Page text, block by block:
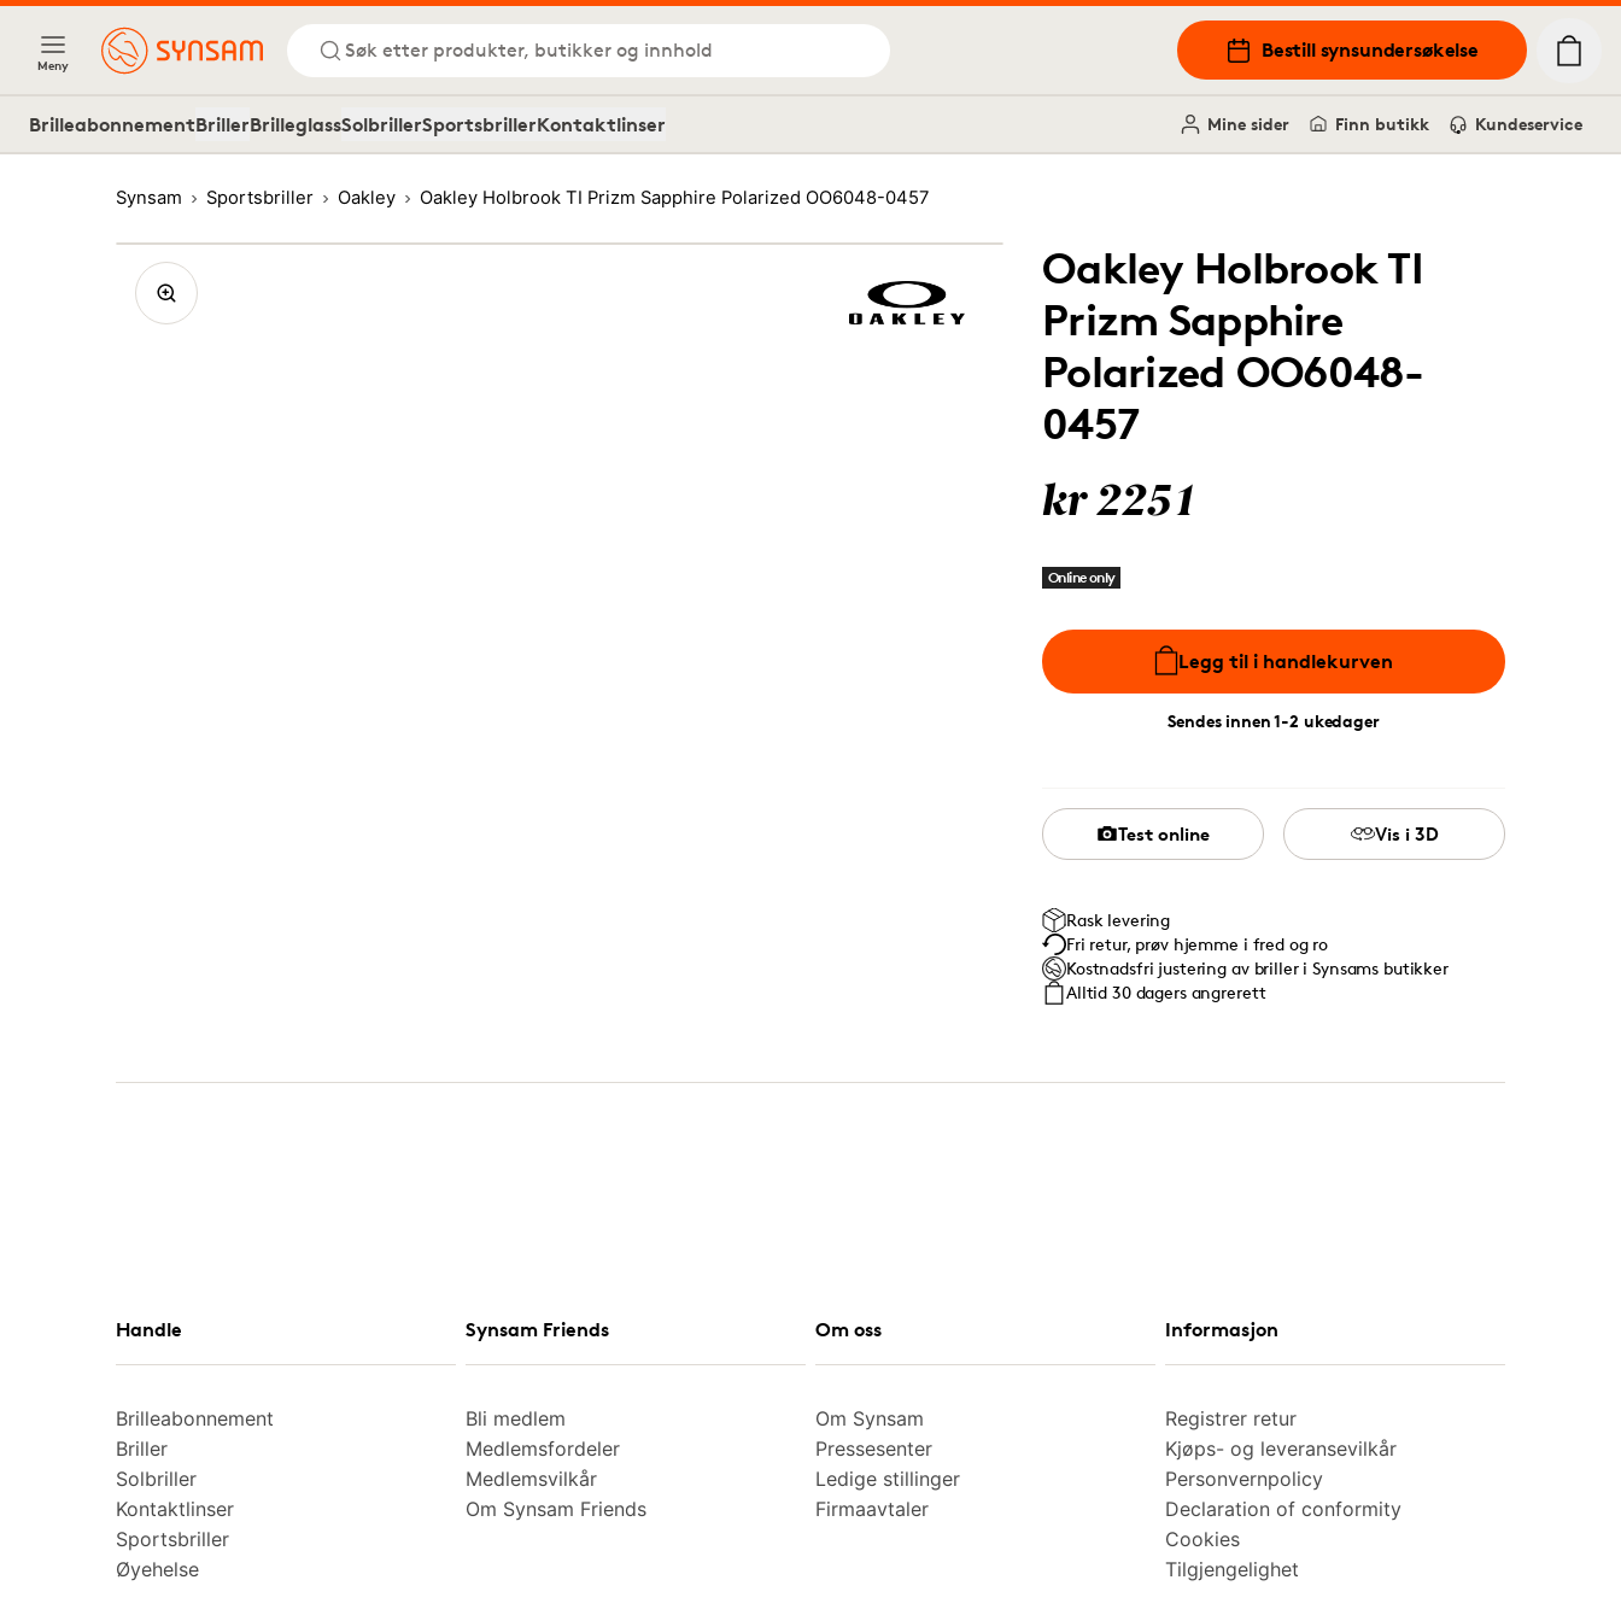
Meny
Søk etter produkter, butikker og innhold Bestill synsundersøkelse
BrilleabonnementBrillerBrilleglassSolbrillerSportsbrillerKontaktlinser Mine sider Finn butikk Kundeservice
Synsam Sportsbriller Oakley Oakley Holbrook TI Prizm Sapphire Polarized OO6048-0457
Oakley Holbrook TI
Prizm Sapphire
Polarized OO6048-
0457
kr 2251
Online only
Legg til i handlekurven
Sendes innen 1-2 ukedager
Test online Vis i 3D
Rask levering
Fri retur, prøv hjemme i fred og ro
Kostnadsfri justering av briller i Synsams butikker
Alltid 30 dagers angrerett
Handle
Brilleabonnement
Briller
Solbriller
Kontaktlinser
Sportsbriller
Øyehelse
Synsam Friends
Bli medlem
Medlemsfordeler
Medlemsvilkår
Om Synsam Friends
Om oss
Om Synsam
Pressesenter
Ledige stillinger
Firmaavtaler
Informasjon
Registrer retur
Kjøps- og leveransevilkår
Personvernpolicy
Declaration of conformity
Cookies
Tilgjengelighet